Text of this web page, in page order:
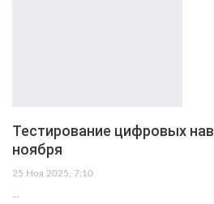
Тестирование цифровых
ноября
25 Ноя 2025, 7:10
…